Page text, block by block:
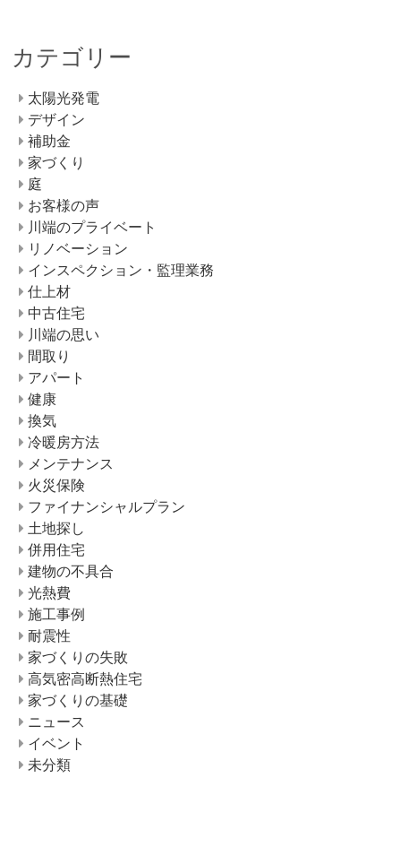
カテゴリー
太陽光発電
デザイン
補助金
家づくり
庭
お客様の声
川端のプライベート
リノベーション
インスペクション・監理業務
仕上材
中古住宅
川端の思い
間取り
アパート
健康
換気
冷暖房方法
メンテナンス
火災保険
ファイナンシャルプラン
土地探し
併用住宅
建物の不具合
光熱費
施工事例
耐震性
家づくりの失敗
高気密高断熱住宅
家づくりの基礎
ニュース
イベント
未分類